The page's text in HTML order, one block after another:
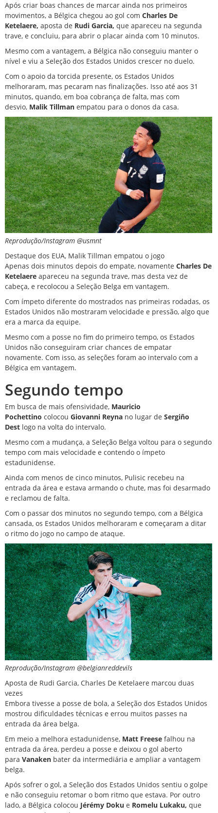
Após criar boas chances de marcar ainda nos primeiros
movimentos, a Bélgica chegou ao gol com Charles De
Ketelaere, aposta de Rudi Garcia, que apareceu na segunda
trave, e concluiu, para abrir o placar ainda com 10 minutos.
Mesmo com a vantagem, a Bélgica não conseguiu manter o
nível e viu a Seleção dos Estados Unidos crescer no duelo.
Com o apoio da torcida presente, os Estados Unidos
melhoraram, mas pecaram nas finalizações. Isso até aos 31
minutos, quando, em boa cobrança de falta, mas com
desvio, Malik Tillman empatou para o donos da casa.
Reprodução/Instagram @usmnt
Destaque dos EUA, Malik Tillman empatou o jogo
Apenas dois minutos depois do empate, novamente Charles De
Ketelaere apareceu na segunda trave, mas desta vez de
cabeça, e recolocou a Seleção Belga em vantagem.
Com ímpeto diferente do mostrados nas primeiras rodadas, os
Estados Unidos não mostraram velocidade e pressão, algo que
era a marca da equipe.
Mesmo com a posse no fim do primeiro tempo, os Estados
Unidos não conseguiram criar chances de empatar
novamente. Com isso, as seleções foram ao intervalo com a
Bélgica em vantagem.
Segundo tempo
Em busca de mais ofensividade, Mauricio
Pochettino colocou Giovanni Reyna no lugar de Sergiño
Dest logo na volta do intervalo.
Mesmo com a mudança, a Seleção Belga voltou para o segundo
tempo com mais velocidade e contendo o ímpeto
estadunidense.
Ainda com menos de cinco minutos, Pulisic recebeu na
entrada da área e estava armando o chute, mas foi desarmado
e reclamou de falta.
Com o passar dos minutos no segundo tempo, com a Bélgica
cansada, os Estados Unidos melhoraram e começaram a ditar
o ritmo do jogo no campo de ataque.
Reprodução/Instagram @belgianreddevils
Aposta de Rudi Garcia, Charles De Ketelaere marcou duas
vezes
Embora tivesse a posse de bola, a Seleção dos Estados Unidos
mostrou dificuldades técnicas e errou muitos passes na
entrada da área belga.
Em meio a melhora estadunidense, Matt Freese falhou na
entrada da área, perdeu a posse e deixou o gol aberto
para Vanaken bater da intermediária e ampliar a vantagem
belga.
Após sofrer o gol, a Seleção dos Estados Unidos sentiu o golpe
e não conseguiu retomar o bom ritmo que estava. Por outro
lado, a Bélgica colocou Jérémy Doku e Romelu Lukaku, que